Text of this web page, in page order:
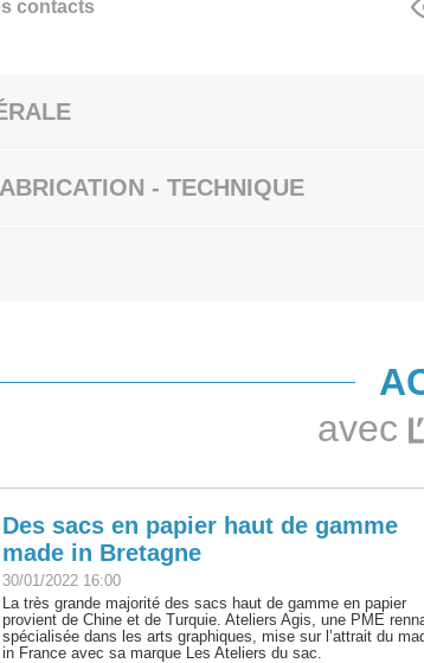
contacts
- TECHNIQUE
avec
Des sacs en papier haut de gamme
made in Bretagne
30/01/2022 16:00
La très grande majorité des sacs haut de gamme en papier
provient de Chine et de Turquie. Ateliers Agis, une PME
spécialisée dans les arts graphiques, mise sur l’attrait du
in France avec sa marque Les Ateliers du sac.